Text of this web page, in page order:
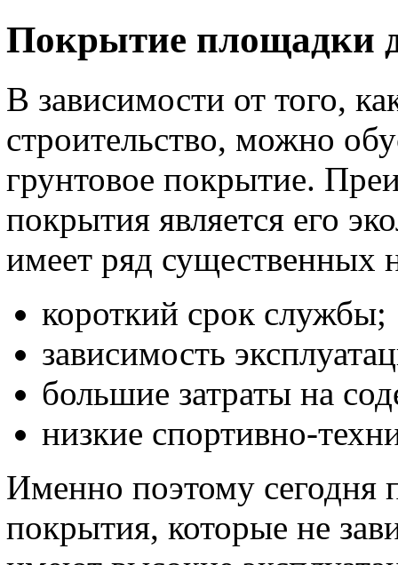
Покрытие площадки
В зависимости от того,
строительство, можно
грунтовое покрытие.
покрытия является его
имеет ряд существенных
короткий срок службы;
зависимость
большие затраты на
низкие спортивно-
Именно поэтому сегодня
покрытия, которые не